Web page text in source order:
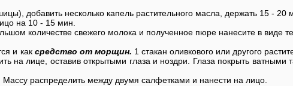
добавить несколько капель растительного масла, держать 15 - 20
на 10 - 15 мин.
количестве свежего молока и полученное пюре нанесите в виде
и как средство от морщин. 1 стакан оливкового или другого
на лице, оставив открытыми глаза и ноздри. Глаза покрыть
Массу распределить между двумя салфетками и нанести на лицо.